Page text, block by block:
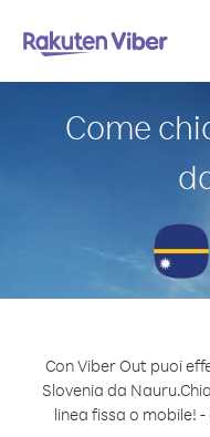
Come
Con Viber Out puoi
Slovenia da Nauru.
linea fissa o mobile!